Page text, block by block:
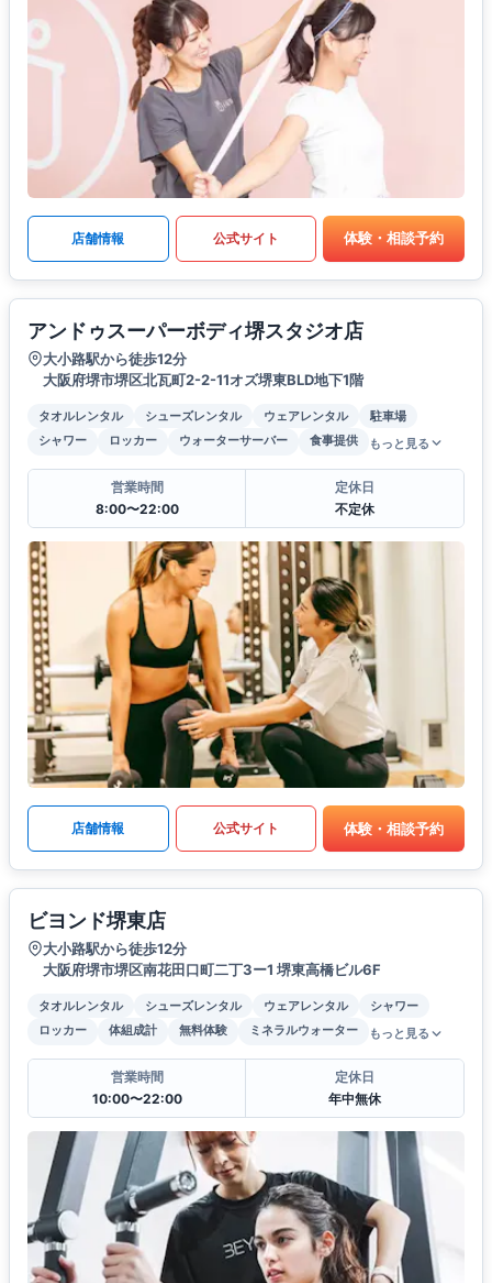
店舗情報 公式サイト 体験・相談予約
アンドゥスーパーボディ堺スタジオ店
大小路駅から徒歩12分
大阪府堺市堺区北瓦町2-2-11オズ堺東BLD地下1階
タオルレンタル シューズレンタル ウェアレンタル
駐車場
シャワー
ロッカー ウォーターサーバー 食事提供 もっと見る
営業時間
8:00〜22:00
定休日
不定休
店舗情報 公式サイト 体験・相談予約
ビヨンド堺東店
大小路駅から徒歩12分
大阪府堺市堺区南花田口町二丁3ー1 堺東高橋ビル6F
タオルレンタル シューズレンタル ウェアレンタル
シャワー
ロッカー
体組成計 無料体験 ミネラルウォーター もっと見る
営業時間
10:00〜22:00
定休日
年中無休